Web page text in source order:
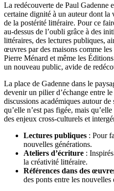
La redécouverte de Paul Gadenne
certaine dignité à un auteur dont la
de la postérité littéraire. Pour ce
au-dessus de l’oubli grâce à des
littéraires, des lectures publiques,
œuvres par des maisons comme
Pierre Ménard et même les
un nouveau public, avide de
La place de Gadenne dans le
devenir un pilier d’échange entre
discussions académiques autour
qu’elle n’est pas figée, mais
des enjeux cross-culturels et
Lectures publiques : Pour
nouvelles générations.
Ateliers d’écriture :
la créativité littéraire.
Références dans des
des ponts entre les